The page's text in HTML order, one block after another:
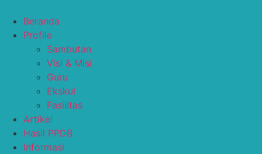
content
Beranda
Profile
Sambutan
Visi & Misi
Guru
Ekskul
Fasilitas
Artikel
Hasil PPDB
Informasi